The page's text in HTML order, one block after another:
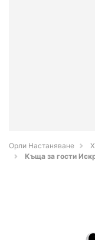
Орли Настаняване
Къща за гости